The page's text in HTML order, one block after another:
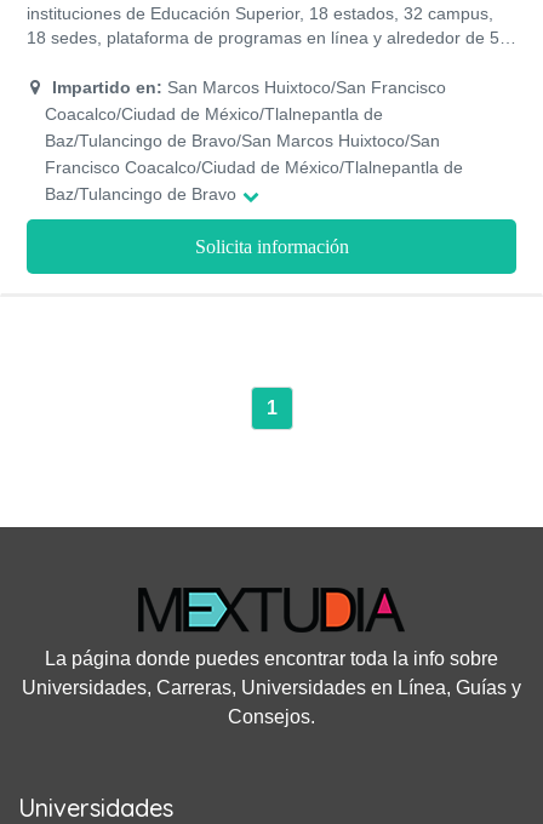
instituciones de Educación Superior, 18 estados, 32 campus,
18 sedes, plataforma de programas en línea y alrededor de 50
estudiante y egresado de su institución, siendo un profesional
reconocido y formado con educación de calidad y docentes
multidisciplinarios en cada área, además te da beneficios de
empleo en grandes empresas y acompañamientos durante
toda tu carrera, para tu Licenciatura en Gastronomía en su
modalidad presencial, podrás culminar la misma en un periodo
esas técnicas que necesitarás para alcanzar el éxito en tu
carrera.
Impartido en: San Marcos Huixtoco/San Francisco
Coacalco/Ciudad de México/Tlalnepantla de
Baz/Tulancingo de Bravo/San Marcos Huixtoco/San
Francisco Coacalco/Ciudad de México/Tlalnepantla de
Baz/Tulancingo de Bravo
Solicita información
1
La página donde puedes encontrar toda la info sobre
Universidades, Carreras, Universidades en Línea, Guías y
Consejos.
Universidades